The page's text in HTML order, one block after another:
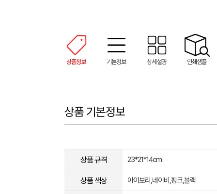
상품정보 기본정보 상세설명 인쇄샘플
상품 기본정보
상품 규격 23*21*14cm
상품 색상 아이보리,네이비,핑크,블랙